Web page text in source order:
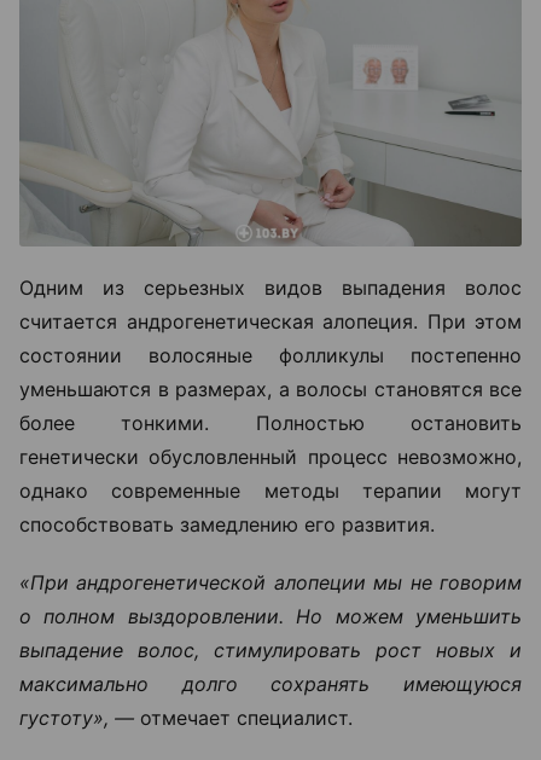
Одним из серьезных видов выпадения волос
считается андрогенетическая алопеция. При этом
состоянии волосяные фолликулы постепенно
уменьшаются в размерах, а волосы становятся все
более тонкими. Полностью остановить
генетически обусловленный процесс невозможно,
однако современные методы терапии могут
способствовать замедлению его развития.
«При андрогенетической алопеции мы не говорим
о полном выздоровлении. Но можем уменьшить
выпадение волос, стимулировать рост новых и
максимально долго сохранять имеющуюся
густоту», — отмечает специалист.